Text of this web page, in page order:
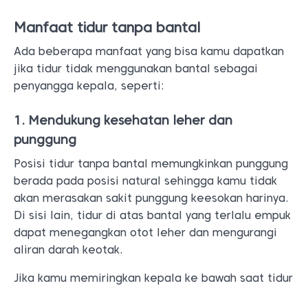
Manfaat tidur tanpa bantal
Ada beberapa manfaat yang bisa kamu dapatkan
jika tidur tidak menggunakan bantal sebagai
penyangga kepala, seperti:
1. Mendukung kesehatan leher dan
punggung
Posisi tidur tanpa bantal memungkinkan punggung
berada pada posisi natural sehingga kamu tidak
akan merasakan sakit punggung keesokan harinya.
Di sisi lain, tidur di atas bantal yang terlalu empuk
dapat menegangkan otot leher dan mengurangi
aliran darah keotak.
Jika kamu memiringkan kepala ke bawah saat tidur